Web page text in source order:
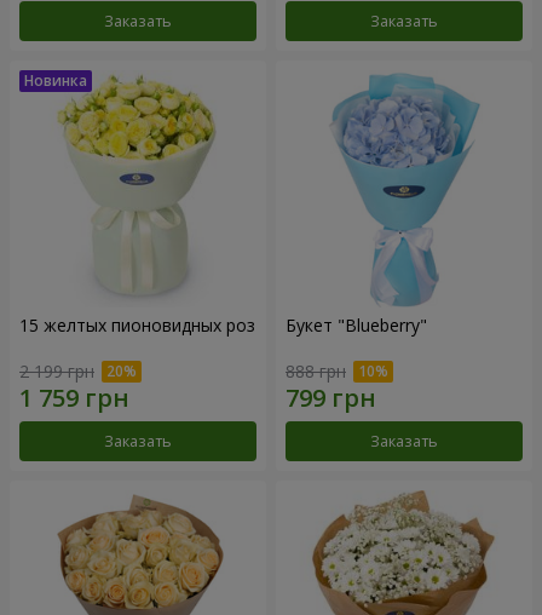
Заказать Заказать
15 желтых пионовидных роз
2 199 грн
Заказать
Букет "Blueberry"
888 грн
Заказать